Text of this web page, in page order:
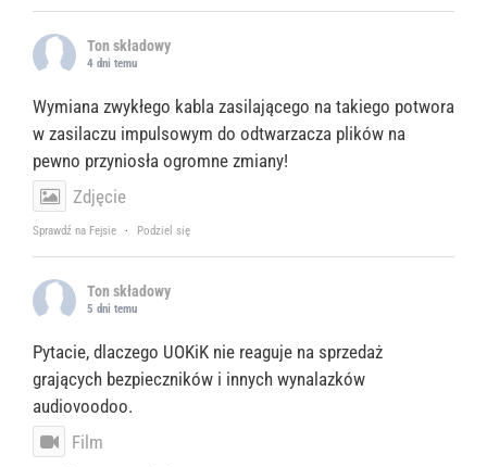
Ton składowy
4 dni temu
Wymiana zwykłego kabla zasilającego na takiego potwora
w zasilaczu impulsowym do odtwarzacza plików na
pewno przyniosła ogromne zmiany!
Zdjęcie
Sprawdź na Fejsie · Podziel się
Ton składowy
5 dni temu
Pytacie, dlaczego UOKiK nie reaguje na sprzedaż
grających bezpieczników i innych wynalazków
audiovoodoo.
Film